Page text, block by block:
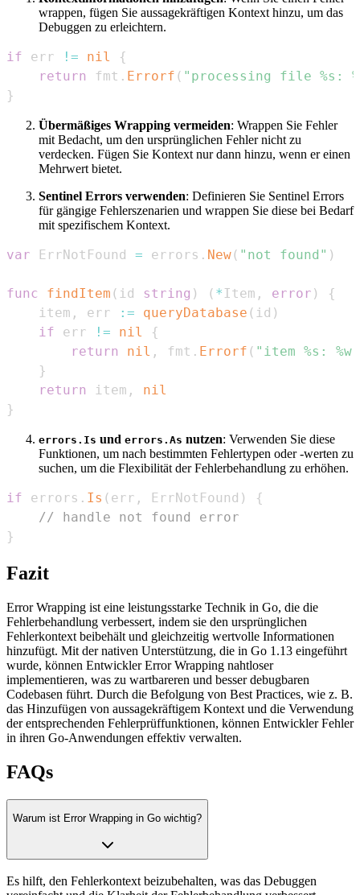
wrappen, fügen Sie aussagekräftigen Kontext hinzu, um das
Debuggen zu erleichtern.
if err != nil
{
return
fmt . Errorf ( "processing file %s:
}
Übermäßiges Wrapping vermeiden: Wrappen Sie Fehler
mit Bedacht, um den ursprünglichen Fehler nicht zu
verdecken. Fügen Sie Kontext nur dann hinzu, wenn er einen
Mehrwert bietet.
Sentinel Errors verwenden: Definieren Sie Sentinel Errors
für gängige Fehlerszenarien und wrappen Sie diese bei Bedarf
mit spezifischem Kontext.
var ErrNotFound = errors . New( "not found" )
func findItem ( id string ) ( * Item , error )
{
    item
, err := queryDatabase ( id )
if err != nil
{
return
nil , fmt . Errorf ( "item %s: %w"
}
return
item ,
nil
}
errors.Is und errors.As nutzen: Verwenden Sie diese
Funktionen, um nach bestimmten Fehlertypen oder -werten zu
suchen, um die Flexibilität der Fehlerbehandlung zu erhöhen.
if errors . Is ( err , ErrNotFound )
{
// handle not found error
}
Fazit
Error Wrapping ist eine leistungsstarke Technik in Go, die die
Fehlerbehandlung verbessert, indem sie den ursprünglichen
Fehlerkontext beibehält und gleichzeitig wertvolle Informationen
hinzufügt. Mit der nativen Unterstützung, die in Go 1.13 eingeführt
wurde, können Entwickler Error Wrapping nahtloser
implementieren, was zu wartbareren und besser debugbaren
Codebasen führt. Durch die Befolgung von Best Practices, wie z. B.
das Hinzufügen von aussagekräftigem Kontext und die Verwendung
der entsprechenden Fehlerprüffunktionen, können Entwickler Fehler
in ihren Go-Anwendungen effektiv verwalten.
FAQs
Warum ist Error Wrapping in Go wichtig?
Es hilft, den Fehlerkontext beizubehalten, was das Debuggen